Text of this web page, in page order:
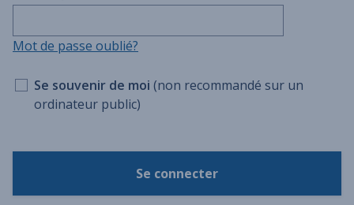
Mot de passe oublié?
Se souvenir de moi (non recommandé sur un
ordinateur public)
Se connecter